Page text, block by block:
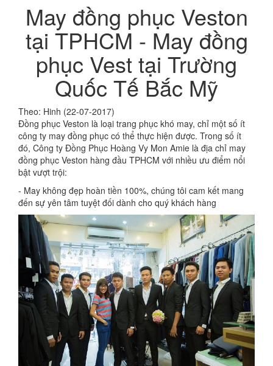
May đồng phục Veston
tại TPHCM - May đồng
phục Vest tại Trường
Quốc Tế Bắc Mỹ
Theo: Hinh (22-07-2017)
Đồng phục Veston là loại trang phục khó may, chỉ một số ít
công ty may đồng phục có thể thực hiện được. Trong số ít
đó, Công ty Đồng Phục Hoàng Vy Mon Amie là địa chỉ may
đồng phục Veston hàng đầu TPHCM với nhiều ưu điểm nổi
bật vượt trội:
- May không đẹp hoàn tiền 100%, chúng tôi cam kết mang
đến sự yên tâm tuyệt đối dành cho quý khách hàng